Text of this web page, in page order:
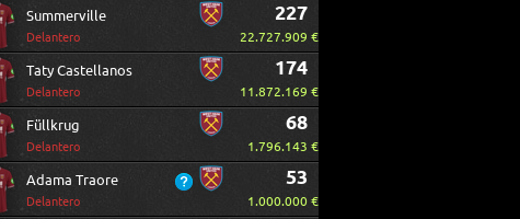
Summerville
Delantero
227
22.727.909 €
Taty Castellanos
Delantero
174
11.872.169 €
Füllkrug
Delantero
68
1.796.143 €
Adama Traore
Delantero
53
1.000.000 €